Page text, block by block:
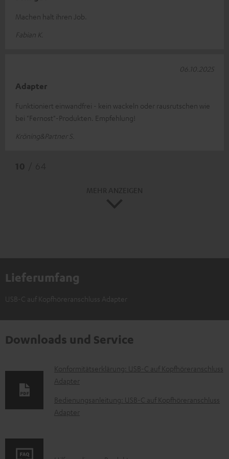
Machen halt ihren Job.
Fabian K.
Adapter
Funktioniert einwandfrei - kein wackeln oder rausrutschen wie
bei "Fernost"-Produkten. Empfehlung!
Kröning&Partner S.
06.10.2025
Lieferumfang
USB-C auf Kopfhöreranschluss Adapter
Downloads und Service
D
o
k
u
Konformitätserklärung: USB-C auf Kopfhöreranschluss
Adapter
Bedienungsanleitung: USB-C auf Kopfhöreranschluss
Adapter